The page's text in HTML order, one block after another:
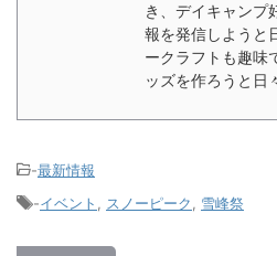
き、デイキャンプ
報を発信しようと
ークラフトも趣味
ッズを作ろうと日
-最新情報
-イベント スノーピーク 雪峰祭